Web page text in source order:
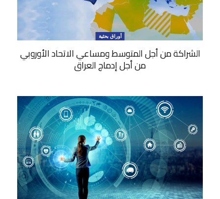
أوراق بحثية
الشراكة من أجل المتوسط ومساعي الاتحاد الأوروبي
من أجل إدماج العراق